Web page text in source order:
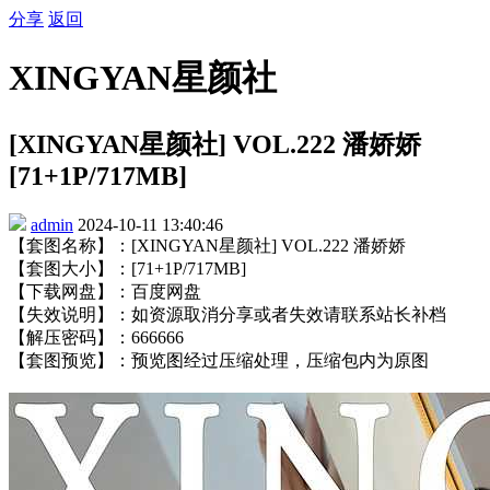
分享 返回
XINGYAN星颜社
[XINGYAN星颜社] VOL.222 潘娇娇
[71+1P/717MB]
admin 2024-10-11 13:40:46
【套图名称】：[XINGYAN星颜社] VOL.222 潘娇娇
【套图大小】：[71+1P/717MB]
【下载网盘】：百度网盘
【失效说明】：如资源取消分享或者失效请联系站长补档
【解压密码】：666666
【套图预览】：预览图经过压缩处理，压缩包内为原图